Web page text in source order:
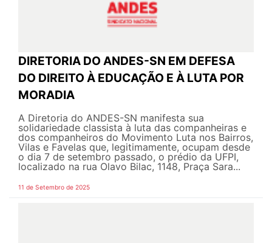
DIRETORIA DO ANDES-SN EM DEFESA
DO DIREITO À EDUCAÇÃO E À LUTA POR
MORADIA
A Diretoria do ANDES-SN manifesta sua
solidariedade classista à luta das companheiras e
dos companheiros do Movimento Luta nos Bairros,
Vilas e Favelas que, legitimamente, ocupam desde
o dia 7 de setembro passado, o prédio da UFPI,
localizado na rua Olavo Bilac, 1148, Praça Sara...
11 de Setembro de 2025